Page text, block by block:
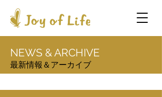
NEWS & ARCHIVE
最新情報＆アーカイブ